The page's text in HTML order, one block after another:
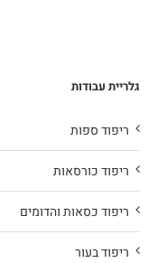
גלריית עבודות
ריפוד ספות
ריפוד כורסאות
ריפוד כסאות והדומים
ריפוד בעור